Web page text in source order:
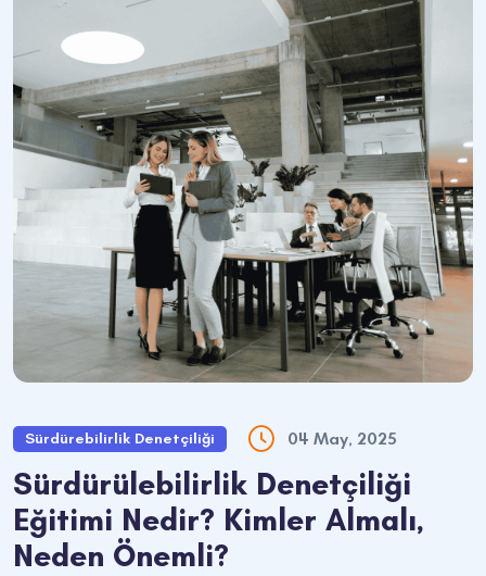
Sürdürebilirlik Denetçiliği 04 May, 2025
Sürdürülebilirlik Denetçiliği
Eğitimi Nedir? Kimler Almalı,
Neden Önemli?